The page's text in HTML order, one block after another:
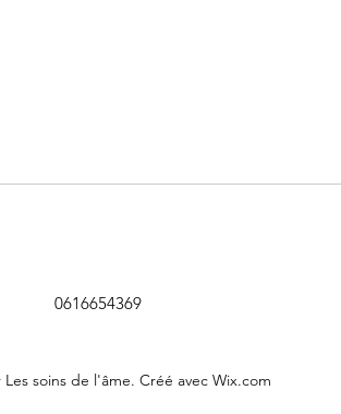
0616654369
soins de l'âme. Créé avec Wix.com